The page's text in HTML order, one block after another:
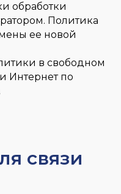
обработки
Политика
ее новой
в свободном
Интернет по
связи